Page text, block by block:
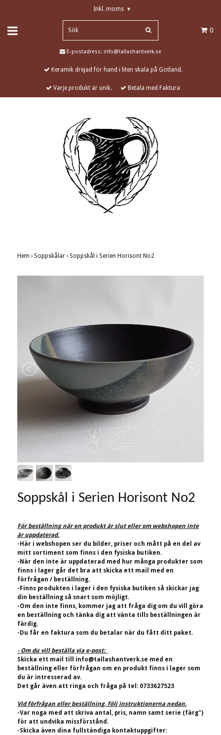
Inkl. moms ▾
0
E-postadress: info@tallashantverk.se
Keramik drejad för hand i liten skala på Gotland.
Varje produkt är unik. Betala med Faktura
Hem › Soppskålar › Soppskål i Serien Horisont No2
Soppskål i Serien Horisont No2
För beställning när en produkt är slut eller om webshopen inte
är uppdaterad.
-Här i webshopen ser du bilder, priser och mått på en del av
mitt sortiment som finns i den fysiska butiken.
-När den inte är uppdaterad med hur många produkter som
finns i lager går det bra att skicka ett mail med en
förfrågan / beställning.
-Finns produkten i lager i den fysiska butiken så skickar jag
din beställning så snart som möjligt.
-Om den inte finns, kommer jag att fråga dig om du vill göra
en beställning och tänka dig att vänta tills beställningen är
färdig.
-Du får en faktura som du betalar när du fått ditt paket.
- Om du vill beställa via e-post:
Skicka ett mail till info@tallashantverk.se med en
beställning eller förfrågan om en produkt finns i lager som
du är intresserad av.
Det går även att ringa och fråga på tel: 0733627523
Vid förfrågan eller beställning, följ instruktionerna nedan.
-Var noga med att skriva antal, pris, namn samt serie (färg")
för att undvika missförstånd.
-Skicka även dina fullständiga kontaktuppgifter: